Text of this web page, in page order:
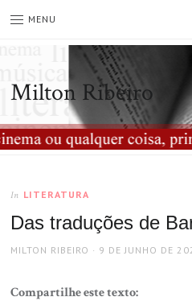
MENU
Milton Ribeiro
In LITERATURA
Das traduções de
AUTHOR
MILTON RIBEIRO
POSTED
9 DE JUNHO DE
Compartilhe este texto: